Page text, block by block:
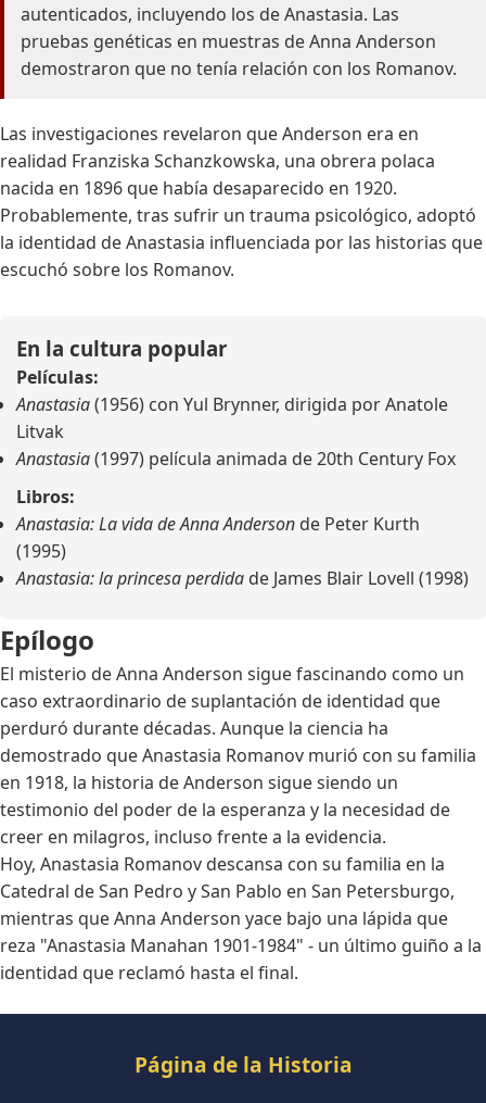
autenticados, incluyendo los de Anastasia. Las
pruebas genéticas en muestras de Anna Anderson
demostraron que no tenía relación con los Romanov.
Las investigaciones revelaron que Anderson era en
realidad Franziska Schanzkowska, una obrera polaca
nacida en 1896 que había desaparecido en 1920.
Probablemente, tras sufrir un trauma psicológico, adoptó
la identidad de Anastasia influenciada por las historias que
escuchó sobre los Romanov.
En la cultura popular
Películas:
Anastasia(1956) con Yul Brynner, dirigida por Anatole
Litvak
Anastasia(1997) película animada de 20th Century Fox
Libros:
Anastasia: La vida de Anna Anderson de Peter Kurth
(1995)
Anastasia: la princesa perdida de James Blair Lovell (1998)
Epílogo
El misterio de Anna Anderson sigue fascinando como un
caso extraordinario de suplantación de identidad que
perduró durante décadas. Aunque la ciencia ha
demostrado que Anastasia Romanov murió con su familia
en 1918, la historia de Anderson sigue siendo un
testimonio del poder de la esperanza y la necesidad de
creer en milagros, incluso frente a la evidencia.
Hoy, Anastasia Romanov descansa con su familia en la
Catedral de San Pedro y San Pablo en San Petersburgo,
mientras que Anna Anderson yace bajo una lápida que
reza "Anastasia Manahan 1901-1984" - un último guiño a la
identidad que reclamó hasta el final.
Página de la Historia